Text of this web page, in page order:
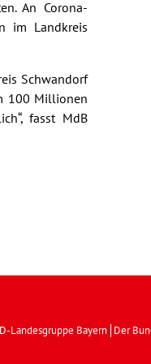
An Corona-
im Landkreis
Schwandorf
100 Millionen
fasst MdB
Landesgruppe Bayern Der